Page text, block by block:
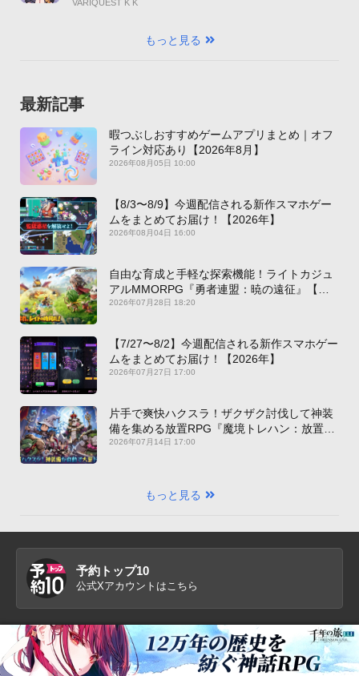
VARIQUEST K K
もっと見る
最新記事
暇つぶしおすすめゲームアプリまとめ｜オフ
ライン対応あり【2026年8月】
2026年08月05日 10:00
【8/3〜8/9】今週配信される新作スマホゲー
ムをまとめてお届け！【2026年】
2026年08月04日 16:00
自由な育成と手軽な探索機能！ライトカジュ
アルMMORPG『勇者連盟：暁の遠征』【最
新作PICKUP】
2026年07月28日 18:20
【7/27〜8/2】今週配信される新作スマホゲー
ムをまとめてお届け！【2026年】
2026年07月27日 17:00
片手で爽快ハクスラ！ザクザク討伐して神装
備を集める放置RPG『魔境トレハン：放置で
神装備』【最新作PICKUP】
2026年07月14日 17:00
もっと見る
予約トップ10
公式Xアカウントはこちら